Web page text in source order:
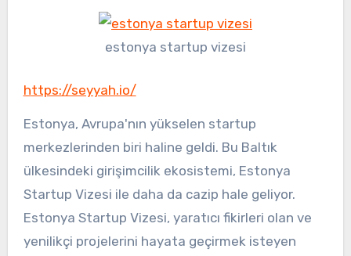
estonya startup vizesi
https://seyyah.io/
Estonya, Avrupa'nın yükselen startup
merkezlerinden biri haline geldi. Bu Baltık
ülkesindeki girişimcilik ekosistemi, Estonya
Startup Vizesi ile daha da cazip hale geliyor.
Estonya Startup Vizesi, yaratıcı fikirleri olan ve
yenilikçi projelerini hayata geçirmek isteyen